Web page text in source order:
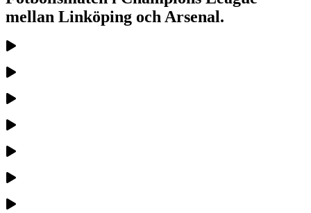
mellan Linköping och Arsenal.